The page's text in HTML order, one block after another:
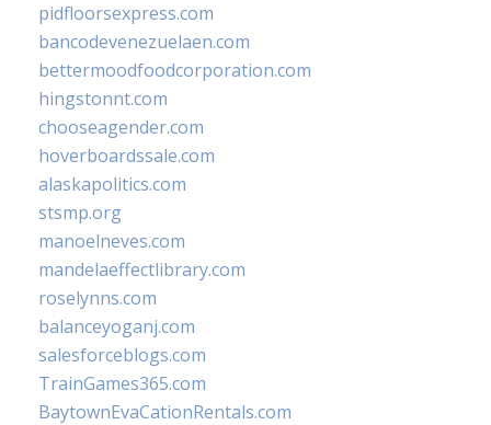
pidfloorsexpress.com
bancodevenezuelaen.com
bettermoodfoodcorporation.com
hingstonnt.com
chooseagender.com
hoverboardssale.com
alaskapolitics.com
stsmp.org
manoelneves.com
mandelaeffectlibrary.com
roselynns.com
balanceyoganj.com
salesforceblogs.com
TrainGames365.com
BaytownEvaCationRentals.com